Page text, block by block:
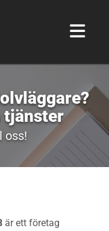
tjänster
oss!
är ett företag